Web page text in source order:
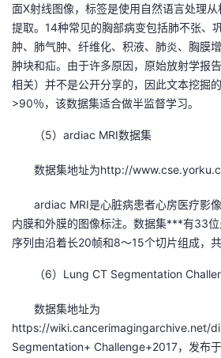
面X射线图像，标签是使用自然语言处理
提取。14种常见的胸部病变包括肺不张、
肿、肺气肿、纤维化、积液、肺炎、胸膜
肿块和疝。由于许多原因，原始放射学报
相关）并不是公开分享的，因此文本挖掘
>90％，该数据集适合做半监督学习。
（5）ardiac MRI数据集
数据集地址为http://
ardiac MRI是心脏病患者心房医疗影像
内膜和外膜的图像标注。数据集***有33
序列由沿着长20帧和8～15个切片组成，
（6）Lung CT Segmentation
数据集地址为
https://wiki.cancerimagingarchive.net/
Segmentation+ Challenge+2017，发布